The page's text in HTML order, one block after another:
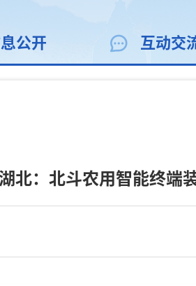
公开 互动交
湖北：北斗农用智能终端